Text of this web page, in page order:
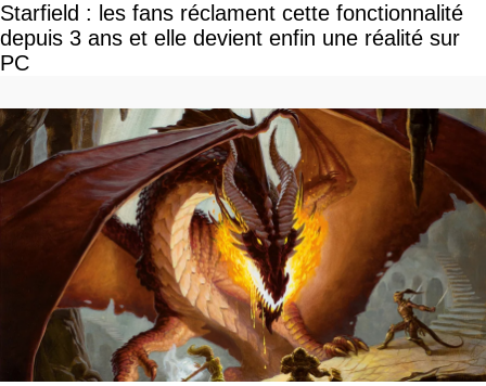
Starfield : les fans réclament cette fonctionnalité
depuis 3 ans et elle devient enfin une réalité sur
PC